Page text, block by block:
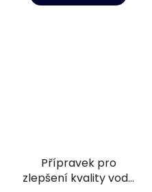
Přípravek pro
zlepšení kvality vody